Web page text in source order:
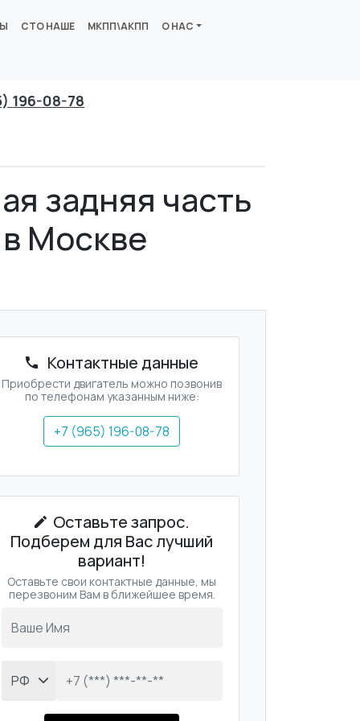
СТО НАШЕ МКПП\АКПП
О НАС
196-08-78
задняя часть
в Москве
Контактные данные
Приобрести двигатель можно позвонив
по телефонам указанным ниже:
+7 (965) 196-08-78
Оставьте запрос.
Подберем для Вас лучший
вариант!
Оставьте свои контактные данные, мы
перезвоним Вам в ближейшее время.